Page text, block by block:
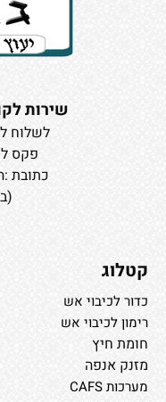
שירות
לשלוח
פקס
כתובת
קטלוג
כדור לכיבוי אש
רימון לכיבוי אש
חומת חיץ
מזנק אנפה
מערכות CAFS